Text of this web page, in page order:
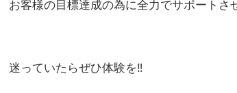
お客様の目標達成の為に全力でサポートさ
迷っていたらぜひ体験を‼️